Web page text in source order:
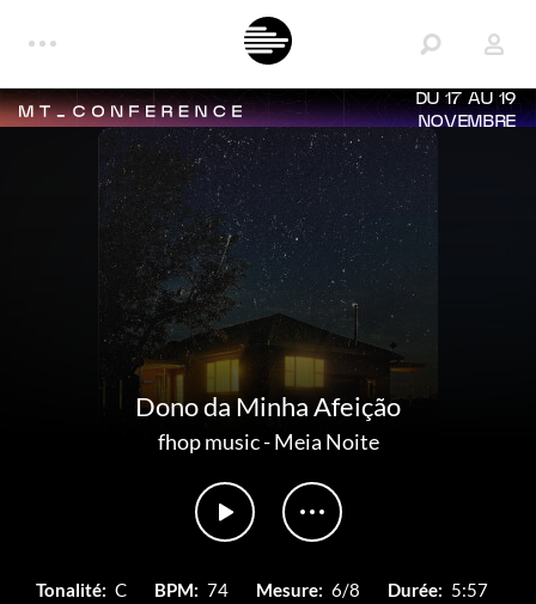
DU 17 AU 19
NOVEMBRE
Dono da Minha Afeição
fhop music-Meia Noite
Tonalité: C BPM: 74 Mesure: 6/8 Durée: 5:57